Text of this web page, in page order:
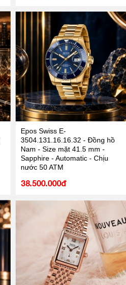
Epos Swiss E-
3504.131.16.16.32 - Đồng hồ
Nam - Size mặt 41.5 mm -
Sapphire - Automatic - Chịu
nước 50 ATM
38.500.000đ